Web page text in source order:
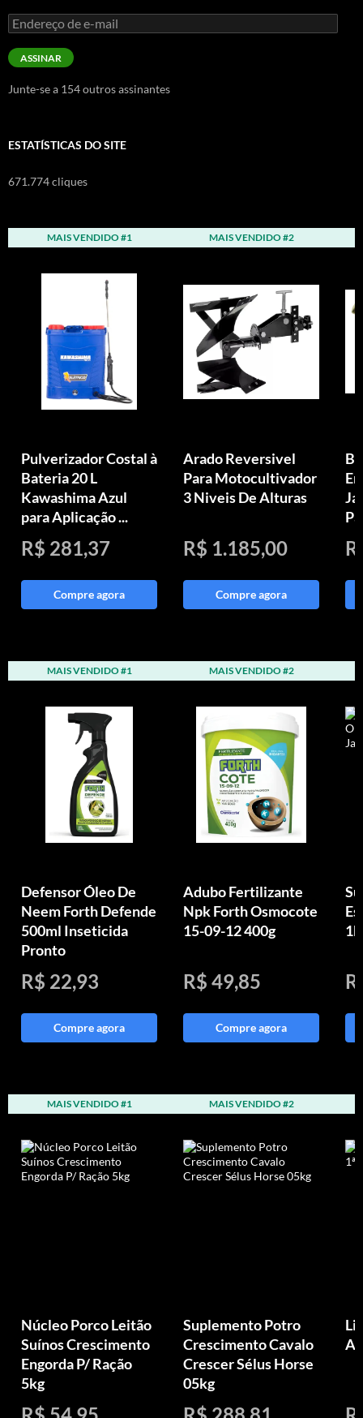
Endereço
de
e-
mailASSINAR
Junte-se a 154 outros assinantes
ESTATÍSTICAS DO SITE
671.774 cliques
MAIS VENDIDO #1
Pulverizador Costal à
Bateria 20 L
Kawashima Azul
para Aplicação ...
R$ 281,37
Compre agora
MAIS VENDIDO #2
Arado Reversivel
Para Motocultivador
3 Niveis De Alturas
R$ 1.185,00
Compre agora
MAIS VENDIDO #1
Defensor Óleo De
Neem Forth Defende
500ml Inseticida
Pronto
R$ 22,93
Compre agora
MAIS VENDIDO #2
Adubo Fertilizante
Npk Forth Osmocote
15-09-12 400g
R$ 49,85
Compre agora
MAIS VENDIDO #1
Núcleo Porco Leitão
Suínos Crescimento
Engorda P/ Ração
5kg
MAIS VENDIDO #2
Suplemento Potro
Crescimento Cavalo
Crescer Sélus Horse
05kg